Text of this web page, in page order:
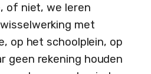
of niet, we leren
met
op het schoolplein, op
geen rekening houden